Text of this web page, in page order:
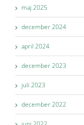
maj 2025
december 2024
april 2024
december 2023
juli 2023
december 2022